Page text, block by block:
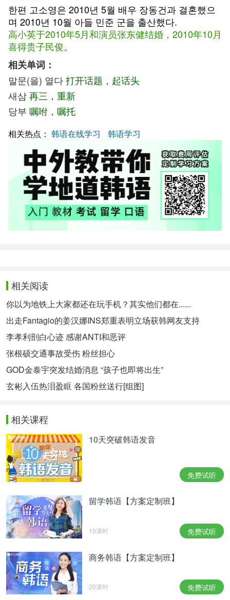
한편 고소영은 2010년 5월 배우 장동건과 결혼했으
며 2010년 10월 아들 민준 군을 출산했다.
高小英于2010年5月和演员张东健结婚，2010年10月
喜得贵子民俊。
相关单词：
말문(을) 열다打开话题，起话头
새삼再三，重新
당부 嘱咐，嘱托
相关热点： 韩语在线学习 韩语学习
相关阅读
你以为地铁上大家都还在玩手机？其实他们都在......
出走Fantagio的姜汉娜INS郑重表明立场获韩网友支持
李孝利剖白心迹 感谢ANTI和恶评
张根硕交通事故受伤 粉丝担心
GOD金泰宇突发结婚消息 “孩子也即将出生”
玄彬入伍热泪盈眶 各国粉丝送行[组图]
相关课程
10天突破韩语发音
免费试听
留学韩语【方案定制班】
10课时 免费试听
商务韩语【方案定制班】
20课时 免费试听